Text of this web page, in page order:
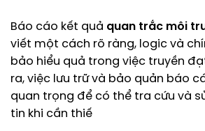
Báo cáo kết quả quan trắc môi
viết một cách rõ ràng, logic và
bảo hiểu quả trong việc truyền
ra, việc lưu trữ và bảo quản báo
quan trọng để có thể tra cứu và
tin khi cần thiế